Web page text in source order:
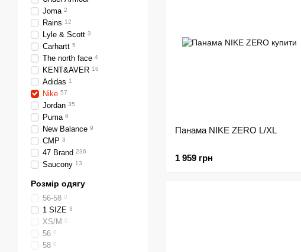
Панама NIKE ZERO L/XL
1 959 грн
Joma 2
Rains 12
Lyle & Scott 3
Carhartt 5
The north face 4
KENT&AVER 16
Adidas 1
Nike 57
Jordan 35
Puma 6
New Balance 9
CMP 3
47 Brand 236
Saucony 13
Розмір одягу
56-58 0
1 SIZE 3
XS/M 0
56 0
58 0